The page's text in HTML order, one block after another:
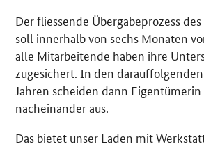
Der fliessende Übergabeprozess
soll innerhalb von sechs Monaten
alle Mitarbeitende haben ihre
zugesichert. In den
Jahren scheiden dann
nacheinander aus.
Das bietet unser Laden mit